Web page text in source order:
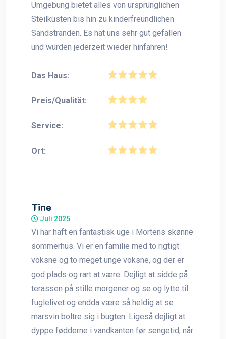
Umgebung bietet alles von ursprünglichen
Steilküsten bis hin zu kinderfreundlichen
Sandstränden. Es hat uns sehr gut gefallen
und würden jederzeit wieder hinfahren!
Das Haus:
Preis/Qualität:
Service:
Ort:
Tine
Juli 2025
Vi har haft en fantastisk uge i Mortens skønne
sommerhus. Vi er en familie med to rigtigt
voksne og to meget unge voksne, og der er
god plads og rart at være. Dejligt at sidde på
terassen på stille morgener og se og lytte til
fuglelivet og endda være så heldig at se
marsvin boltre sig i bugten. Ligeså dejligt at
dyppe fødderne i vandkanten før sengetid, når